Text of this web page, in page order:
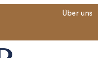
Über uns